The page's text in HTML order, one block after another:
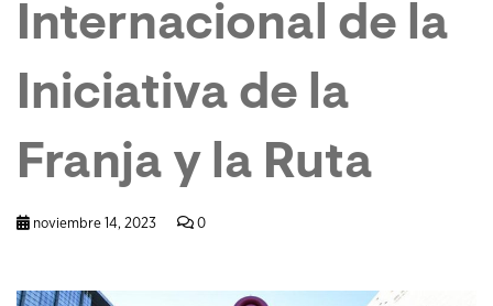
Internacional de la
Iniciativa de la
Franja y la Ruta
noviembre 14, 2023 0